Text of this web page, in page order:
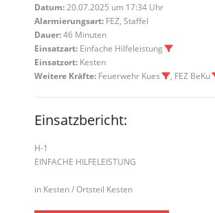
Datum:20.07.2025 um 17:34 Uhr
Alarmierungsart: FEZ, Staffel
Dauer:46 Minuten
Einsatzart: Einfache Hilfeleistung
Einsatzort: Kesten
Weitere Kräfte: Feuerwehr Kues , FEZ BeKu
Einsatzbericht:
H-1
EINFACHE HILFELEISTUNG
in Kesten / Ortsteil Kesten